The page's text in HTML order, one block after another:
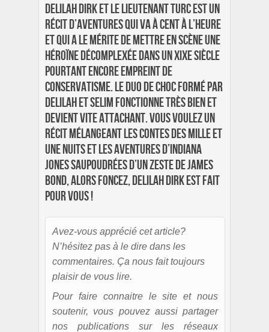
Delilah Dirk et le lieutenant turc est un
récit d’aventures qui va à cent à l’heure
et qui a le mérite de mettre en scène une
héroïne décomplexée dans un XIXe siècle
pourtant encore empreint de
conservatisme. Le duo de choc formé par
Delilah et Selim fonctionne très bien et
devient vite attachant. Vous voulez un
récit mélangeant les contes des mille et
une nuits et les aventures d’Indiana
Jones saupoudrées d’un zeste de James
Bond, alors foncez, Delilah Dirk est fait
pour vous !
Avez-vous apprécié cet article?
N’hésitez pas à le dire dans les
commentaires. Ça nous fait toujours
plaisir de vous lire.
Pour faire connaitre le site et nous
soutenir, vous pouvez aussi partager
nos publications sur les réseaux